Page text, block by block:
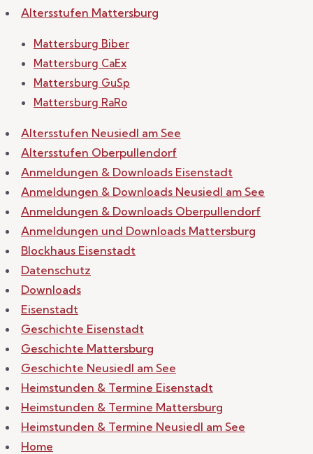
Altersstufen Mattersburg
Mattersburg Biber
Mattersburg CaEx
Mattersburg GuSp
Mattersburg RaRo
Altersstufen Neusiedl am See
Altersstufen Oberpullendorf
Anmeldungen & Downloads Eisenstadt
Anmeldungen & Downloads Neusiedl am See
Anmeldungen & Downloads Oberpullendorf
Anmeldungen und Downloads Mattersburg
Blockhaus Eisenstadt
Datenschutz
Downloads
Eisenstadt
Geschichte Eisenstadt
Geschichte Mattersburg
Geschichte Neusiedl am See
Heimstunden & Termine Eisenstadt
Heimstunden & Termine Mattersburg
Heimstunden & Termine Neusiedl am See
Home